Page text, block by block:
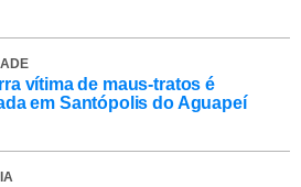
vítima de maus-tratos é
em Santópolis do Aguapeí